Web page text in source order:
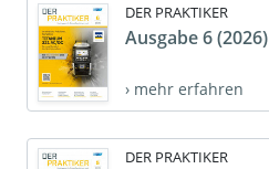
DER PRAKTIKER
Ausgabe 6 (2026)
› mehr erfahren
DER PRAKTIKER